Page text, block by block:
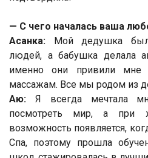
— С чего началась ваша
Асанка: Мой дедушка
людей, а бабушка делала
именно они привили
массажам. Все мы родом из
Аю: Я всегда мечтала
посмотреть мир, а при
возможность появляется,
Спа, поэтому прошла